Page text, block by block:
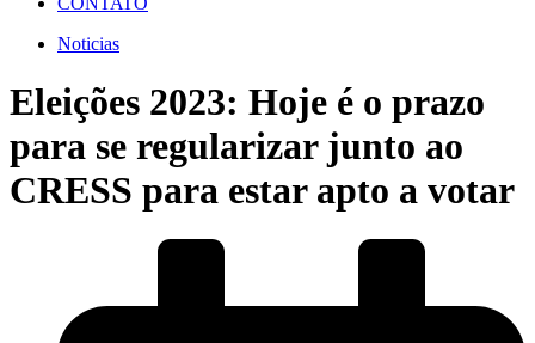
Noticias
Eleições 2023: Hoje é o prazo
para se regularizar junto ao
CRESS para estar apto a votar